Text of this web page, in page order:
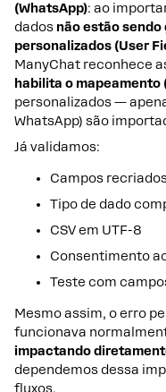
(WhatsApp): ao
dados não estão
personalizados (User
ManyChat reconhece
habilita o mapeamento
personalizados —
WhatsApp) são
Já validamos:
Campos
Tipo de dado
CSV em UTF-8
Consentimento
Teste com
Mesmo assim, o erro
funcionava
impactando
dependemos dessa
fluxos.